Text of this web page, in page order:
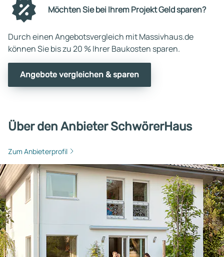
Möchten Sie bei Ihrem Projekt Geld sparen?
Durch einen Angebotsvergleich mit Massivhaus.de
können Sie bis zu 20 % Ihrer Baukosten sparen.
Angebote vergleichen & sparen
Über den Anbieter SchwörerHaus
Zum Anbieterprofil